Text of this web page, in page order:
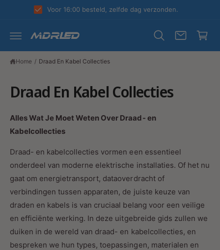
O
T
N
Voor 16:00 besteld, zelfde dag verzonden.
w
Home / Draad En Kabel Collecties
Draad En Kabel Collecties
Alles Wat Je Moet Weten Over Draad- en
Kabelcollecties
Draad- en kabelcollecties vormen een essentieel
onderdeel van moderne elektrische installaties. Of het nu
gaat om energietransport, dataoverdracht of
verbindingen tussen apparaten, de juiste keuze van
draden en kabels is van cruciaal belang voor een veilige
en efficiënte werking. In deze uitgebreide gids zullen we
duiken in de wereld van draad- en kabelcollecties, en
bespreken we hun types, toepassingen, materialen en